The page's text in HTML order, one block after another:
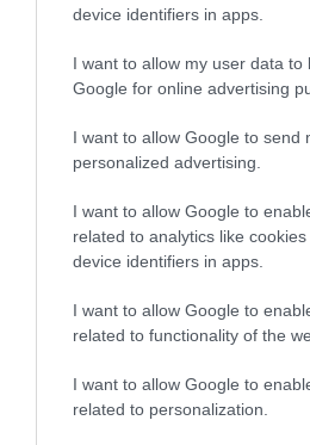
device identifiers in apps.
I want to allow my user data to
Google for online advertising
I want to allow Google to send
personalized advertising.
I want to allow Google to
related to analytics like
device identifiers in apps.
I want to allow Google to
related to functionality of the
I want to allow Google to
related to personalization.
ΡΟΗ ΕΙΔΗΣΕΩΝ
Το χρηματοδοτούμενο
Gaming Police”
ενισχύει την ασφάλεια
των παιδιών στο
ΑΑΔΕ: Διευκρινίσεις
για τα πρόστιμα σε
αφορούν τους ΦΗΜ
31.07.2026